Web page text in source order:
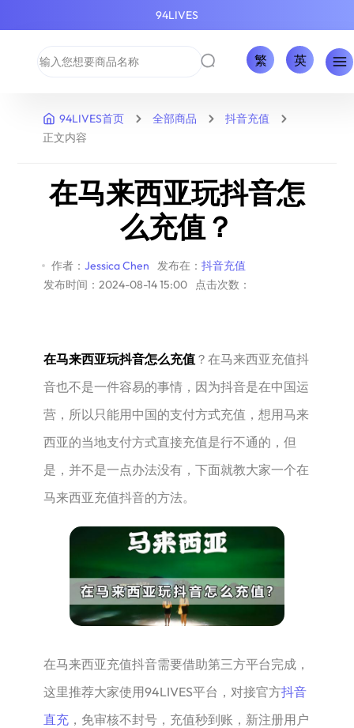
94LIVES
繁 英
94LIVES首页 全部商品
抖音充值
正文内容
在马来西亚玩抖音怎
么充值？
作者： Jessica Chen 发布在： 抖音充值
发布时间：2024-08-14 15:00
点击次数：
在马来西亚玩抖音怎么充值？在马来西亚充值抖
音也不是一件容易的事情，因为抖音是在中国运
营，所以只能用中国的支付方式充值，想用马来
西亚的当地支付方式直接充值是行不通的，但
是，并不是一点办法没有，下面就教大家一个在
马来西亚充值抖音的方法。
在马来西亚充值抖音需要借助第三方平台完成，
这里推荐大家使用94LIVES平台，对接官方抖音
直充，免审核不封号，充值秒到账，新注册用户